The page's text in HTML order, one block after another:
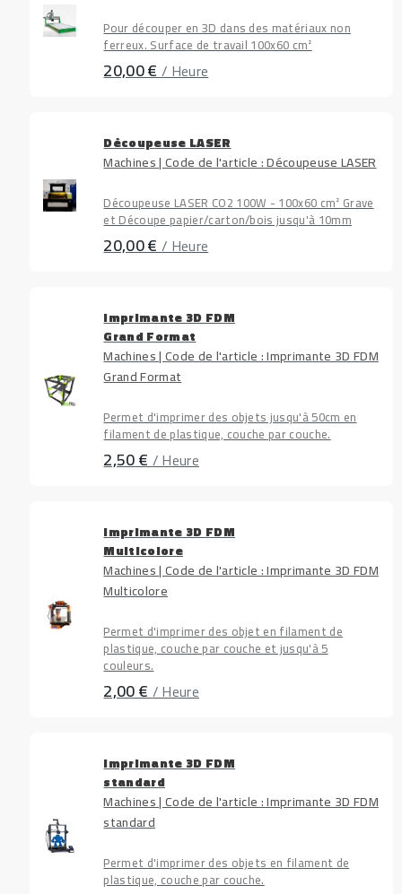
Pour découper en 3D dans des matériaux non
ferreux. Surface de travail 100x60 cm²
20,00 €/ Heure
Découpeuse LASER
Machines | Code de l'article : Découpeuse LASER
Découpeuse LASER CO2 100W - 100x60 cm² Grave
et Découpe papier/carton/bois jusqu'à 10mm
20,00 €/ Heure
Imprimante 3D FDM
Grand Format
Machines | Code de l'article : Imprimante 3D FDM
Grand Format
Permet d'imprimer des objets jusqu'à 50cm en
filament de plastique, couche par couche.
2,50 €/ Heure
Imprimante 3D FDM
Multicolore
Machines | Code de l'article : Imprimante 3D FDM
Multicolore
Permet d'imprimer des objet en filament de
plastique, couche par couche et jusqu'à 5
couleurs.
2,00 €/ Heure
Imprimante 3D FDM
standard
Machines | Code de l'article : Imprimante 3D FDM
standard
Permet d'imprimer des objets en filament de
plastique, couche par couche.